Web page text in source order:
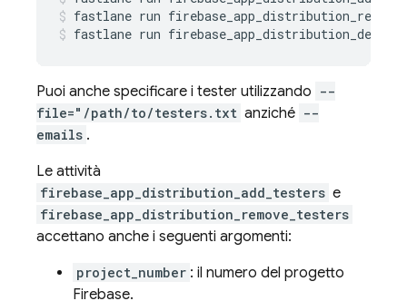
fastlane run
fastlane run
Puoi anche specificare i tester utilizzando --
file="/path/to/testers.txt anziché --
emails .
Le attività
firebase_app_distribution_add_testers e
firebase_app_distribution_remove_testers
accettano anche i seguenti argomenti:
project_number : il numero del progetto
Firebase.